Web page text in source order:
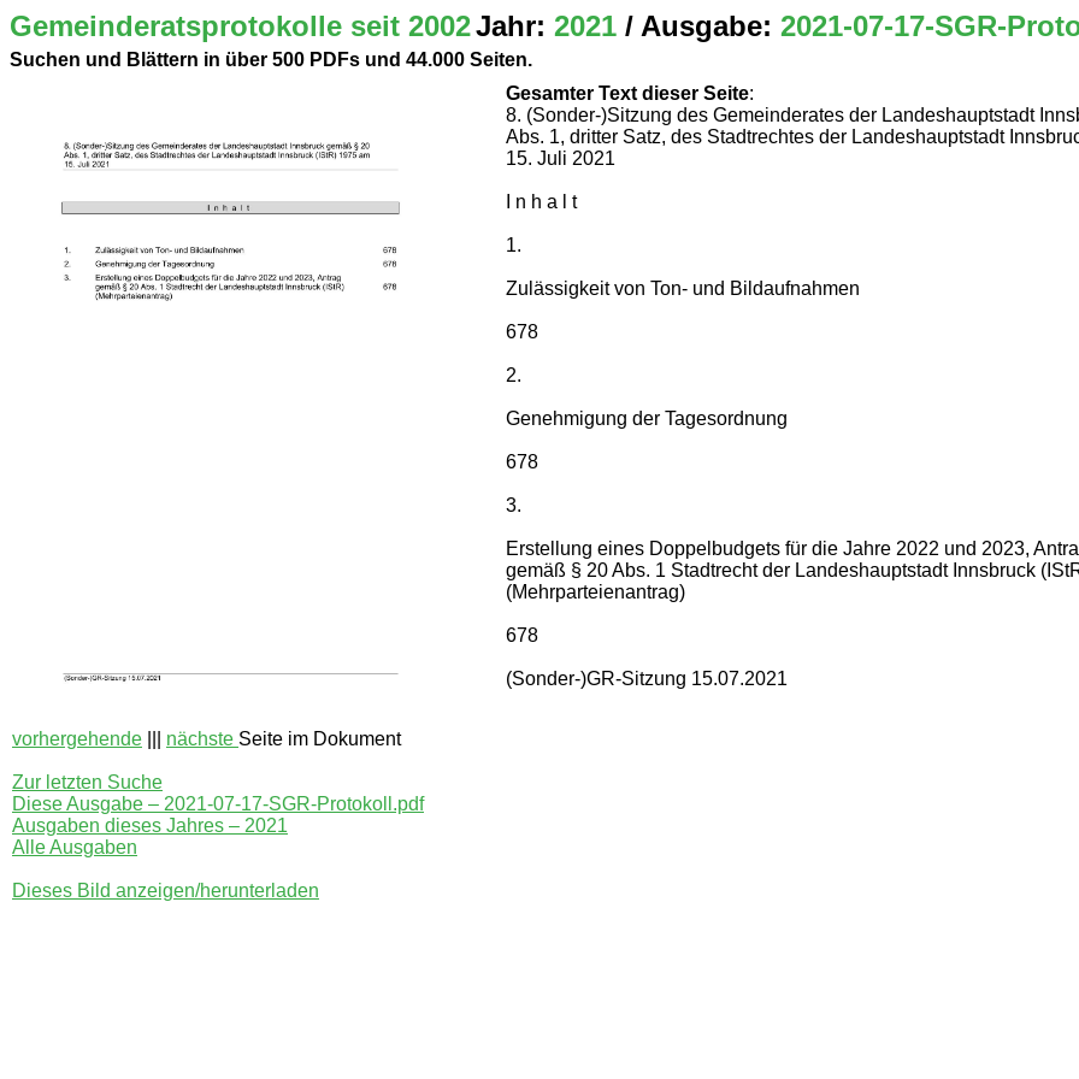
Gemeinderatsprotokolle seit 2002Jahr: 2021 / Ausgabe: 2021-07-17-SGR-
Suchen und Blättern in über 500 PDFs und 44.000 Seiten.
vorhergehende nächste Seite im Dokument
Zur letzten Suche
Diese Ausgabe – 2021-07-17-SGR-Protokoll.pdf
Ausgaben dieses Jahres – 2021
Alle Ausgaben
Dieses Bild anzeigen/herunterladen
Gesamter Text dieser Seite:
8. (Sonder-)Sitzung des Gemeinderates der Landeshauptstadt
Abs. 1, dritter Satz, des Stadtrechtes der Landeshauptstadt
15. Juli 2021
I n h a l t
1.
Zulässigkeit von Ton- und Bildaufnahmen
678
2.
Genehmigung der Tagesordnung
678
3.
Erstellung eines Doppelbudgets für die Jahre 2022 und 2023,
gemäß § 20 Abs. 1 Stadtrecht der Landeshauptstadt Innsbruck
(Mehrparteienantrag)
678
(Sonder-)GR-Sitzung 15.07.2021